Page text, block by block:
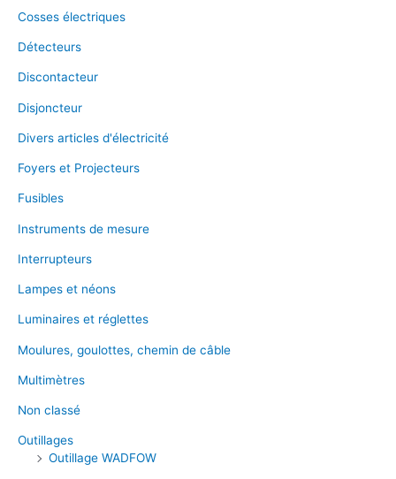
Cosses électriques
Détecteurs
Discontacteur
Disjoncteur
Divers articles d'électricité
Foyers et Projecteurs
Fusibles
Instruments de mesure
Interrupteurs
Lampes et néons
Luminaires et réglettes
Moulures, goulottes, chemin de câble
Multimètres
Non classé
Outillages
Outillage WADFOW